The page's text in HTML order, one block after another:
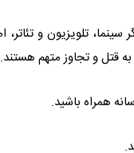
و تجاوز متهم هستند.
همراه باشید.